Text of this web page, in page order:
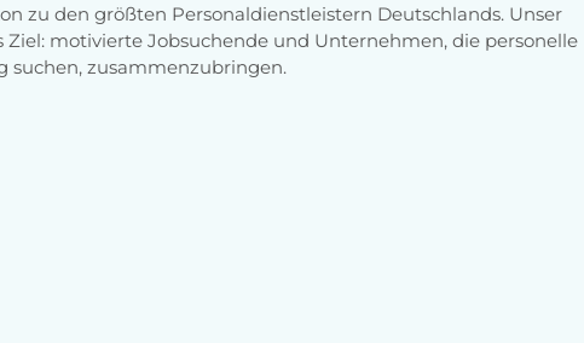
zu den größten Personaldienstleistern Deutschlands. Unser
Ziel: motivierte Jobsuchende und Unternehmen, die personelle
suchen, zusammenzubringen.